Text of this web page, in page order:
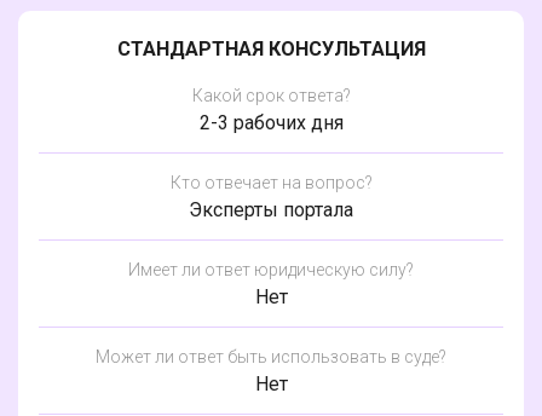
СТАНДАРТНАЯ КОНСУЛЬТАЦИЯ
Какой срок ответа?
2-3 рабочих дня
Кто отвечает на вопрос?
Эксперты портала
Имеет ли ответ юридическую силу?
Нет
Может ли ответ быть использовать в суде?
Нет